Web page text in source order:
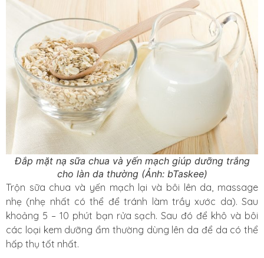
Đắp mặt nạ sữa chua và yến mạch giúp dưỡng trắng
cho làn da thường (Ảnh: bTaskee)
Trộn sữa chua và yến mạch lại và bôi lên da, massage
nhẹ (nhẹ nhất có thể để tránh làm trầy xước da). Sau
khoảng 5 – 10 phút bạn rửa sạch. Sau đó để khô và bôi
các loại kem dưỡng ẩm thường dùng lên da để da có thể
hấp thụ tốt nhất.